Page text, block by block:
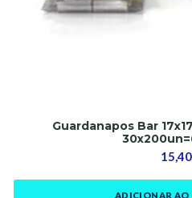
Guardanapos Bar
ADICIONAR AO